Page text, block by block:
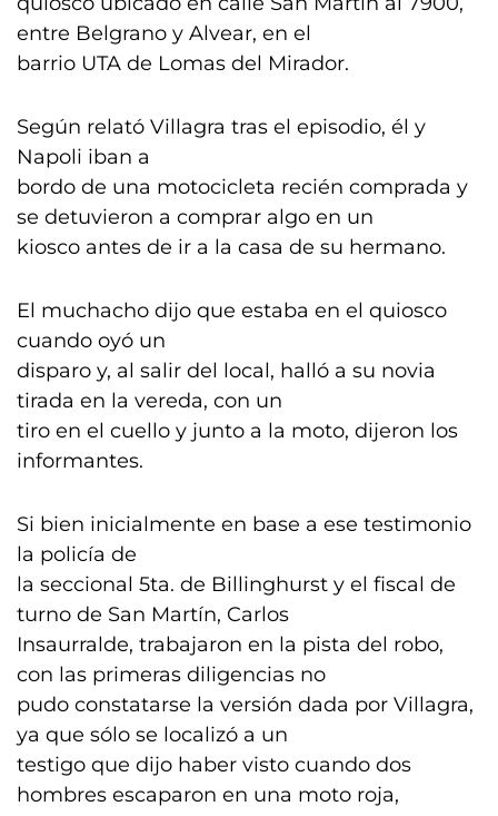
entre Belgrano y Alvear, en el
barrio UTA de Lomas del Mirador.
Según relató Villagra tras el episodio, él y
Napoli iban a
bordo de una motocicleta recién comprada y
se detuvieron a comprar algo en un
kiosco antes de ir a la casa de su hermano.
El muchacho dijo que estaba en el quiosco
cuando oyó un
disparo y, al salir del local, halló a su novia
tirada en la vereda, con un
tiro en el cuello y junto a la moto, dijeron los
informantes.
Si bien inicialmente en base a ese testimonio
la policía de
la seccional 5ta. de Billinghurst y el fiscal de
turno de San Martín, Carlos
Insaurralde, trabajaron en la pista del robo,
con las primeras diligencias no
pudo constatarse la versión dada por Villagra,
ya que sólo se localizó a un
testigo que dijo haber visto cuando dos
hombres escaparon en una moto roja,